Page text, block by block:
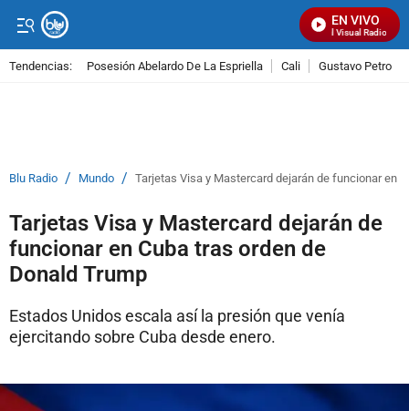
EN VIVO
Señal Visual Radio
Tendencias: Posesión Abelardo De La Espriella Cali Gustavo Petro
Blu Radio / Mundo / Tarjetas Visa y Mastercard dejarán de funcionar en
Tarjetas Visa y Mastercard dejarán de
funcionar en Cuba tras orden de
Donald Trump
Estados Unidos escala así la presión que venía
ejercitando sobre Cuba desde enero.